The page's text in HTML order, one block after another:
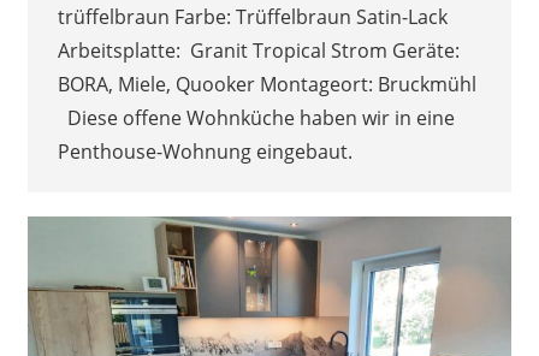
trüffelbraun Farbe: Trüffelbraun Satin-Lack
Arbeitsplatte: Granit Tropical Strom Geräte:
BORA, Miele, Quooker Montageort: Bruckmühl
Diese offene Wohnküche haben wir in eine
Penthouse-Wohnung eingebaut.